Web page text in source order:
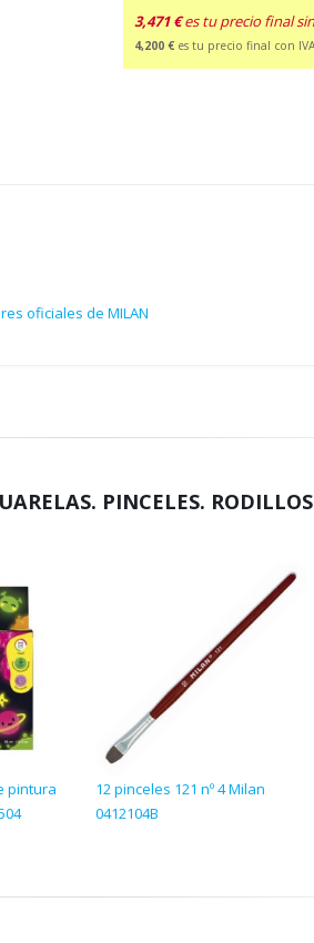
3,471 €es tu precio final
4,200 € es tu precio final con
oficiales de MILAN
PINCELES.
pintura
12 pinceles 121 nº 4 Milan
0412104B